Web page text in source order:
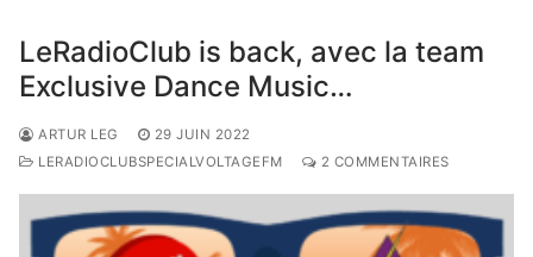
LeRadioClub is back, avec la team
Exclusive Dance Music…
ARTUR LEG
29 JUIN 2022
LERADIOCLUBSPECIALVOLTAGEFM
2 COMMENTAIRES